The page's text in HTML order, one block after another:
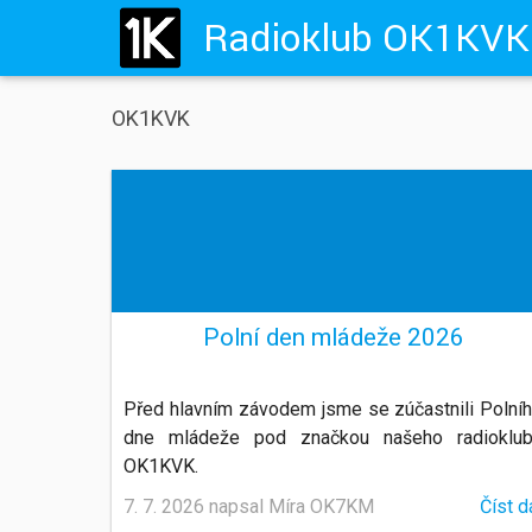
OK1KVK
Polní den mládeže 2026
Před hlavním závodem jsme se zúčastnili
dne mládeže pod značkou našeho
OK1KVK.
7. 7. 2026 napsal Míra OK7KM
Číst